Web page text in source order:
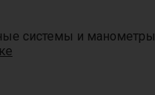
системы и манометры